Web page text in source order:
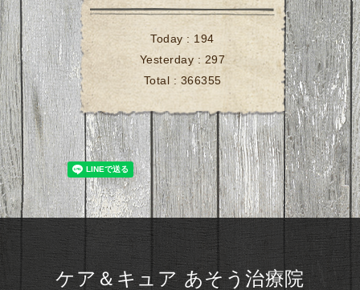
Today : 194
Yesterday : 297
Total : 366355
ケア＆キュア あそう治療院